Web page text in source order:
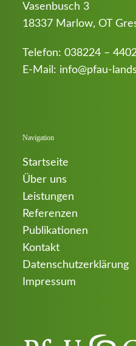
Vasenbusch 3
18337 Marlow, OT
Telefon:038224 –
E-Mail: info@pfau-
Navigation
Startseite
Über uns
Leistungen
Referenzen
Publikationen
Kontakt
Datenschutzerklärung
Impressum